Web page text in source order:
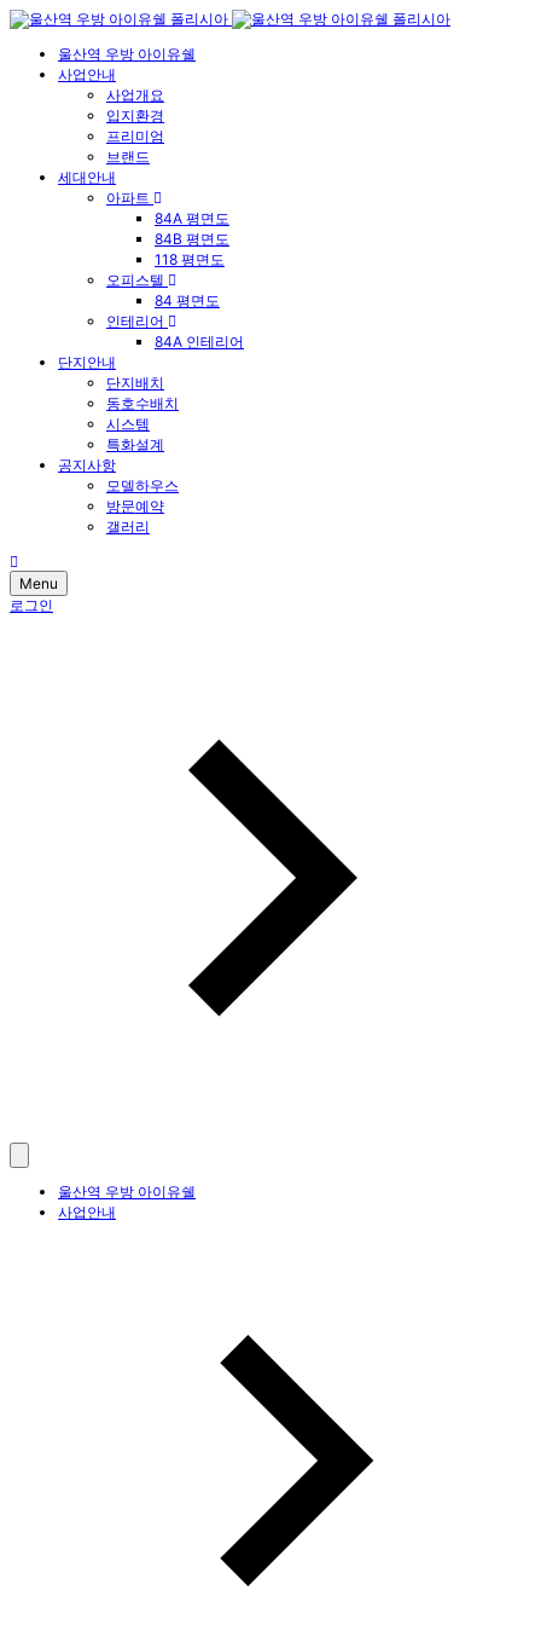
울산역 우방 아이유쉘
사업안내
사업개요
입지환경
프리미엄
브랜드
세대안내
아파트
84A 평면도
84B 평면도
118 평면도
오피스텔
84 평면도
인테리어
84A 인테리어
단지안내
단지배치
동호수배치
시스템
특화설계
공지사항
모델하우스
방문예약
갤러리
Menu
로그인
울산역 우방 아이유쉘
사업안내